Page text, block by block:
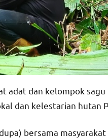
adat dan kelompok
dan kelestarian hutan
bersama